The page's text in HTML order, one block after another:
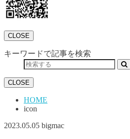
CLOSE
キーワードで記事を検索
CLOSE
HOME
icon
2023.05.05 bigmac